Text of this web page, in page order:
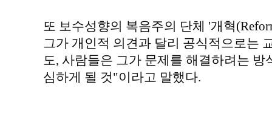
또 보수성향의 복음주의 단체 '개혁
그가 개인적 의견과 달리 공식적으로는
도, 사람들은 그가 문제를 해결하려는
심하게 될 것"이라고 말했다.